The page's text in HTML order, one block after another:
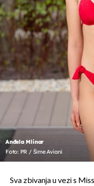
Anđela Mlinar
Foto: PR / Šime Aviani
Sva zbivanja u vezi s